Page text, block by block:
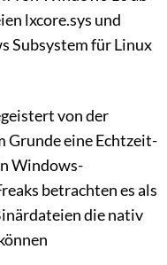
lxcore.sys und
Subsystem für Linux
von der
Grunde eine Echtzeit-
Windows-
betrachten es als
die nativ